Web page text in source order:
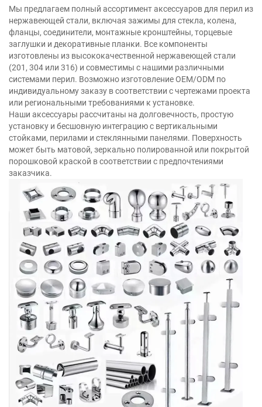
Мы предлагаем полный ассортимент аксессуаров для перил из
нержавеющей стали, включая зажимы для стекла, колена,
фланцы, соединители, монтажные кронштейны, торцевые
заглушки и декоративные планки. Все компоненты
изготовлены из высококачественной нержавеющей стали
(201, 304 или 316) и совместимы с нашими различными
системами перил. Возможно изготовление OEM/ODM по
индивидуальному заказу в соответствии с чертежами проекта
или региональными требованиями к установке.
Наши аксессуары рассчитаны на долговечность, простую
установку и бесшовную интеграцию с вертикальными
стойками, перилами и стеклянными панелями. Поверхность
может быть матовой, зеркально полированной или покрытой
порошковой краской в соответствии с предпочтениями
заказчика.